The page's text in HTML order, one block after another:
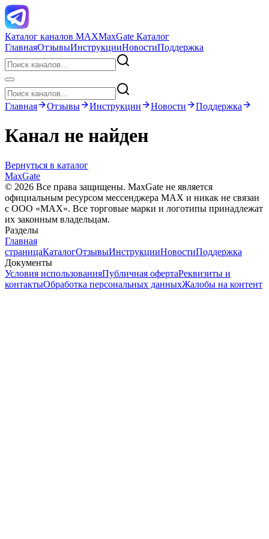
Каталог каналов MAXMaxGate Каталог
ГлавнаяОтзывыИнструкцииНовостиПоддержка
Главная Отзывы Инструкции Новости Поддержка
Канал не найден
Вернуться в каталог
MaxGate
© 2026 Все права защищены. MaxGate не является
официальным ресурсом мессенджера MAX и никак не связан
с ООО «МАХ». Все торговые марки и логотипы принадлежат
их законным владельцам.
Разделы
Главная
страницаКаталогОтзывыИнструкцииНовостиПоддержка
Документы
Условия использованияПубличная офертаРеквизиты и
контактыОбработка персональных данныхЖалобы на контент